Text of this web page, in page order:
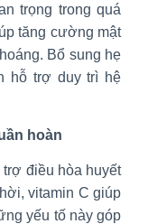
trọng trong quá
tăng cường mật
Bổ sung hẹ
hỗ trợ duy trì hệ
hoàn
điều hòa huyết
vitamin C giúp
yếu tố này góp